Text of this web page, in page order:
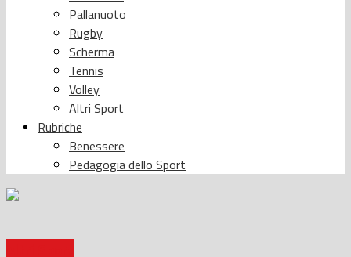
Pallanuoto
Rugby
Scherma
Tennis
Volley
Altri Sport
Rubriche
Benessere
Pedagogia dello Sport